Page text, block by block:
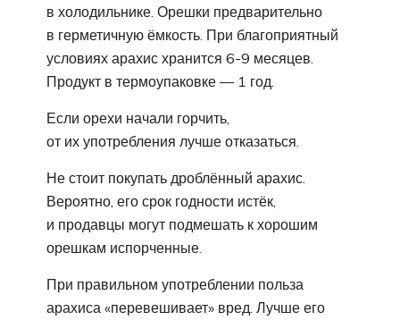
в холодильнике. Орешки предварительно
в герметичную ёмкость. При благоприятный
условиях арахис хранится 6-9 месяцев.
Продукт в термоупаковке — 1 год.
Если орехи начали горчить,
от их употребления лучше отказаться.
Не стоит покупать дроблённый арахис.
Вероятно, его срок годности истёк,
и продавцы могут подмешать к хорошим
орешкам испорченные.
При правильном употреблении польза
арахиса «перевешивает» вред. Лучше его